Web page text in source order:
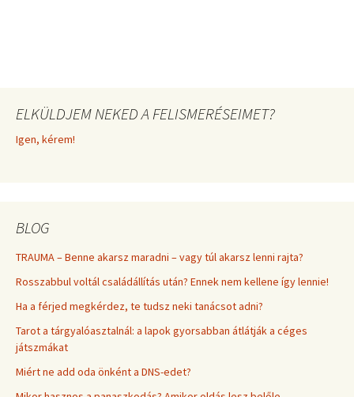
ELKÜLDJEM NEKED A FELISMERÉSEIMET?
Igen, kérem!
BLOG
TRAUMA – Benne akarsz maradni – vagy túl akarsz lenni rajta?
Rosszabbul voltál családállítás után? Ennek nem kellene így lennie!
Ha a férjed megkérdez, te tudsz neki tanácsot adni?
Tarot a tárgyalóasztalnál: a lapok gyorsabban átlátják a céges
játszmákat
Miért ne add oda önként a DNS-edet?